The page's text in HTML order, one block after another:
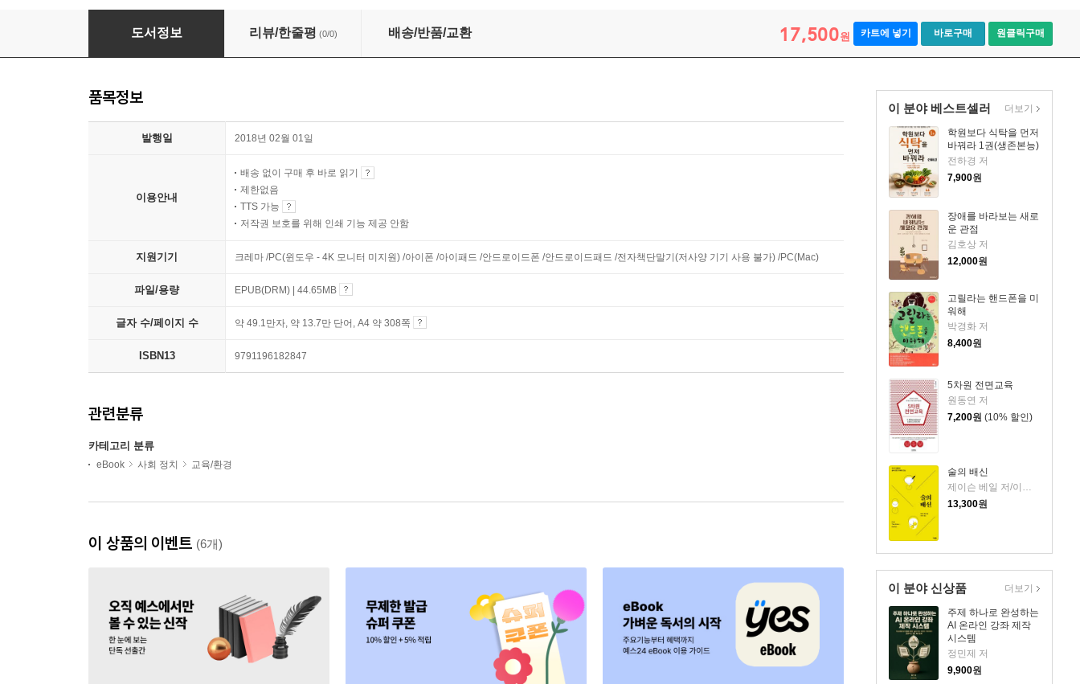
생태문명 생각하기
도서정보 리뷰/한줄평 (0/0) 배송/반품/교환 17,500원 카트에 넣기 바로구매 원클릭구매
이 분야 베스트셀러
학원보다 식탁을 먼저
바꿔라 1권(생존본능)
전하경 저
7,900원
장애를 바라보는 새로
운 관점
김호상 저
12,000원
고릴라는 핸드폰을 미
워해
박경화 저
8,400원
5차원 전면교육
원동연 저
7,200원 (10% 할인)
술의 배신
제이슨 베일 저/이원기 역
13,300원
더보기
이 분야 신상품
주제 하나로 완성하는
AI 온라인 강좌 제작
시스템
정민제 저
9,900원
더보기
품목정보
발행일 2018년 02월 01일
이용안내
배송 없이 구매 후 바로 읽기
제한없음
TTS 가능
저작권 보호를 위해 인쇄 기능 제공 안함
지원기기 크레마 /PC(윈도우 - 4K 모니터 미지원) /아이폰 /아이패드 /안드로이드폰 /안드로이드패드 /전자책단말기(저사양 기기 사용 불가) /PC(Mac)
파일/용량 EPUB(DRM) | 44.65MB
글자 수/페이지 수 약 49.1만자, 약 13.7만 단어, A4 약 308쪽
ISBN13 9791196182847
관련분류
카테고리 분류
eBook 사회 정치 교육/환경
이 상품의 이벤트 (6개)